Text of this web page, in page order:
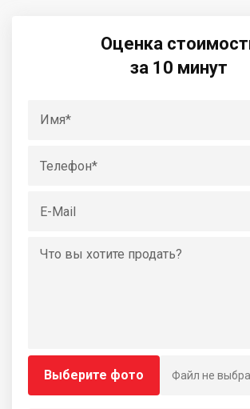
Оценка
за 10 минут
Выберите фото Файл не